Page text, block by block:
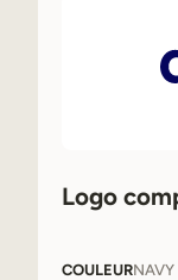
Logo
COULEURNAVY